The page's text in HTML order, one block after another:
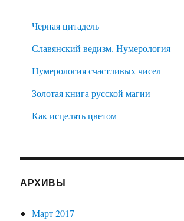
Черная цитадель
Славянский ведизм. Нумерология
Нумерология счастливых чисел
Золотая книга русской магии
Как исцелять цветом
АРХИВЫ
Март 2017